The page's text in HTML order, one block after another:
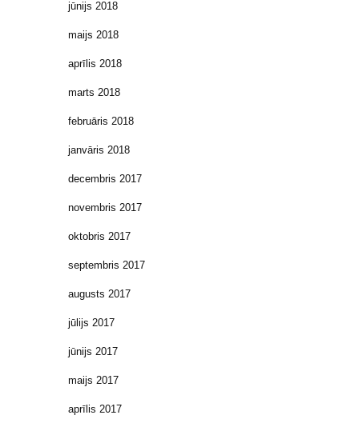
jūnijs 2018
maijs 2018
aprīlis 2018
marts 2018
februāris 2018
janvāris 2018
decembris 2017
novembris 2017
oktobris 2017
septembris 2017
augusts 2017
jūlijs 2017
jūnijs 2017
maijs 2017
aprīlis 2017